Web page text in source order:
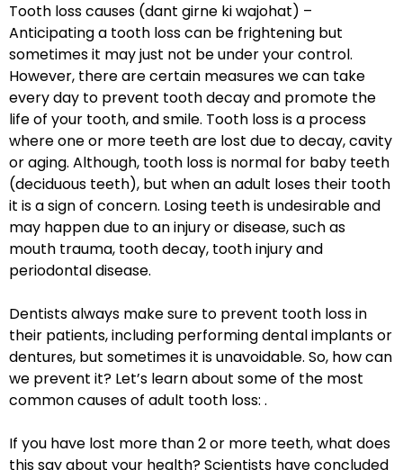
Tooth loss causes (dant girne ki wajohat) –
Anticipating a tooth loss can be frightening but
sometimes it may just not be under your control.
However, there are certain measures we can take
every day to prevent tooth decay and promote the
life of your tooth, and smile. Tooth loss is a process
where one or more teeth are lost due to decay, cavity
or aging. Although, tooth loss is normal for baby teeth
(deciduous teeth), but when an adult loses their tooth
it is a sign of concern. Losing teeth is undesirable and
may happen due to an injury or disease, such as
mouth trauma, tooth decay, tooth injury and
periodontal disease.
Dentists always make sure to prevent tooth loss in
their patients, including performing dental implants or
dentures, but sometimes it is unavoidable. So, how can
we prevent it? Let’s learn about some of the most
common causes of adult tooth loss: .
If you have lost more than 2 or more teeth, what does
this say about your health? Scientists have concluded